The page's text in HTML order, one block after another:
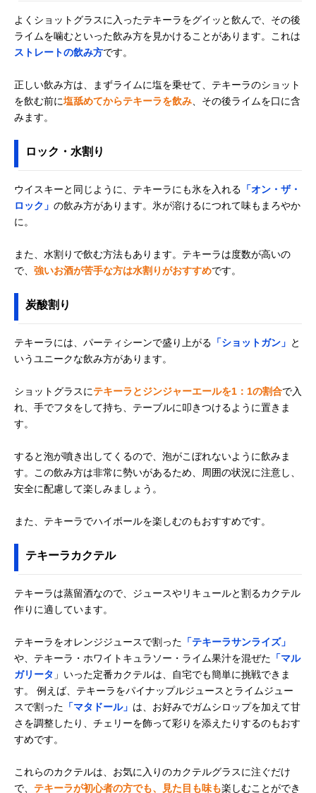
よくショットグラスに入ったテキーラをグイッと飲んで、その後
ライムを噛むといった飲み方を見かけることがあります。これは
ストレートの飲み方です。
正しい飲み方は、まずライムに塩を乗せて、テキーラのショット
を飲む前に塩舐めてからテキーラを飲み 、その後ライムを口に含
みます。
ロック・水割り
ウイスキーと同じように、テキーラにも氷を入れる 「オン・ザ・
ロック」 の飲み方があります。氷が溶けるにつれて味もまろやか
に。
また、水割りで飲む方法もあります。テキーラは度数が高いの
で、 強いお酒が苦手な方は水割りがおすすめです。
炭酸割り
テキーラには、パーティシーンで盛り上がる 「ショットガン」 と
いうユニークな飲み方があります。
ショットグラスにテキーラとジンジャーエールを1：1の割合で入
れ、手でフタをして持ち、テーブルに叩きつけるように置きま
す。
すると泡が噴き出してくるので、泡がこぼれないように飲みま
す。この飲み方は非常に勢いがあるため、周囲の状況に注意し、
安全に配慮して楽しみましょう。
また、テキーラでハイボールを楽しむのもおすすめです。
テキーラカクテル
テキーラは蒸留酒なので、ジュースやリキュールと割るカクテル
作りに適しています。
テキーラをオレンジジュースで割った 「テキーラサンライズ」
や、テキーラ・ホワイトキュラソー・ライム果汁を混ぜた 「マル
ガリータ 」いった定番カクテルは、自宅でも簡単に挑戦できま
す。 例えば、テキーラをパイナップルジュースとライムジュー
スで割った 「マタドール」 は、お好みでガムシロップを加えて甘
さを調整したり、チェリーを飾って彩りを添えたりするのもおす
すめです。
これらのカクテルは、お気に入りのカクテルグラスに注ぐだけ
で、 テキーラが初心者の方でも、見た目も味も楽しむことができ